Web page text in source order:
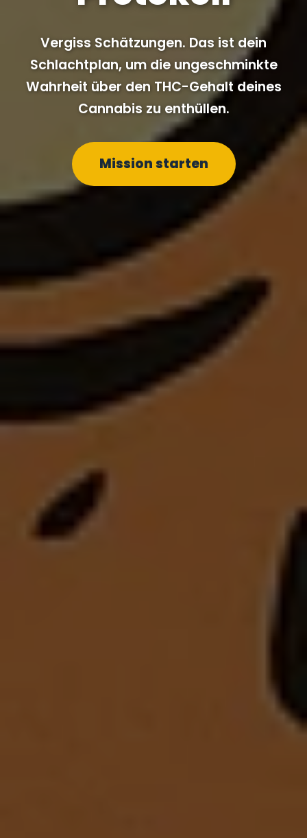
Vergiss Schätzungen. Das ist dein
Schlachtplan, um die ungeschminkte
Wahrheit über den THC-Gehalt deines
Cannabis zu enthüllen.
Mission starten